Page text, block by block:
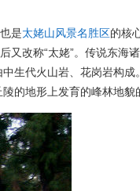
是太姥山风景名胜区的核
改称“太姥”。传说东海
生代火山岩、花岗岩构
的地形上发育的峰林地